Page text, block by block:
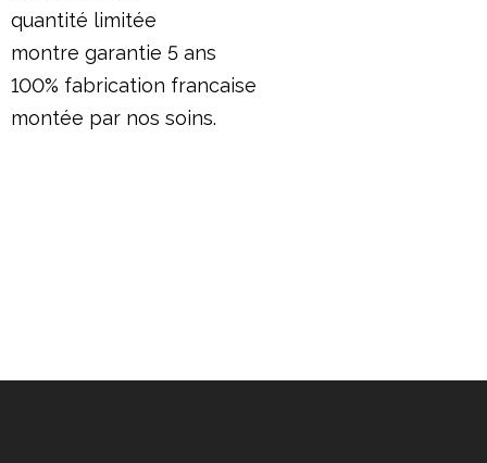
quantité limitée
montre garantie 5 ans
100% fabrication francaise
montée par nos soins.